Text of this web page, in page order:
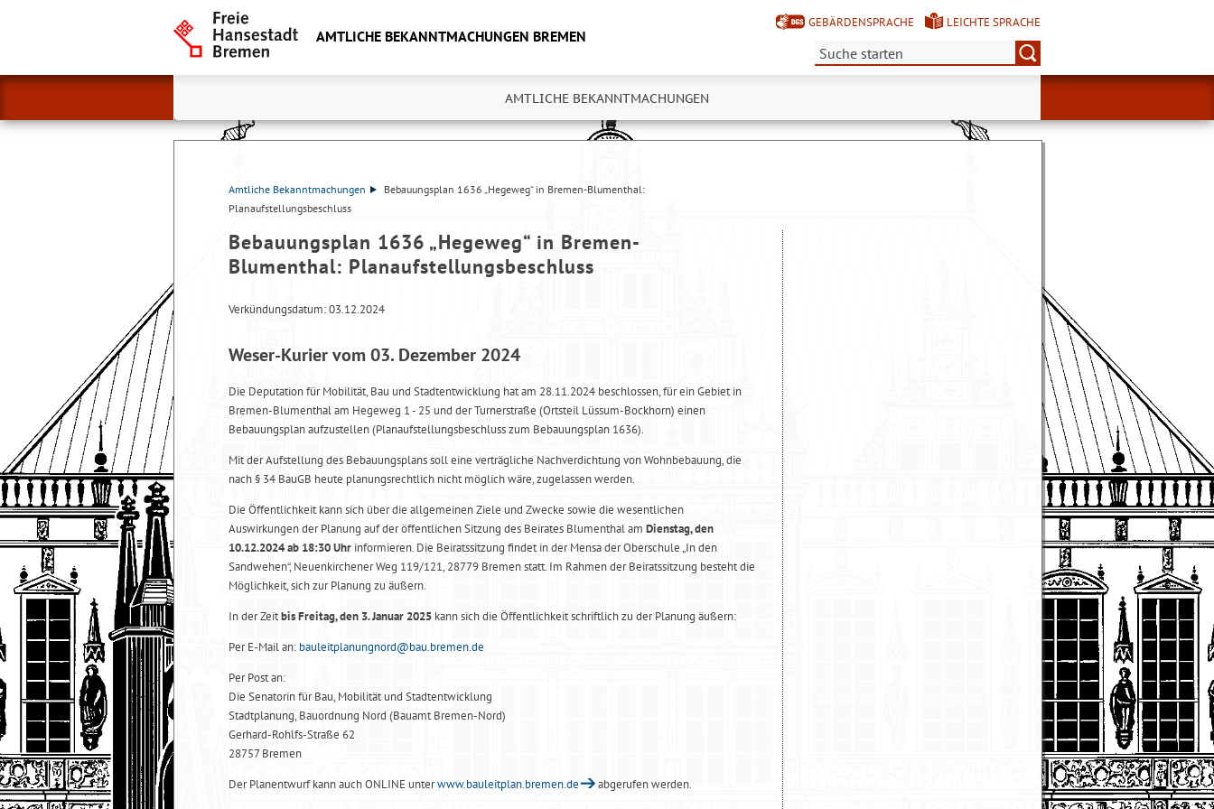
AMTLICHE BEKANNTMACHUNGEN BREMEN
GEBÄRDENSPRACHE
LEICHTE SPRACHE
Suche:
AMTLICHE BEKANNTMACHUNGEN
Amtliche Bekanntmachungen
Bebauungsplan 1636 „Hegeweg“ in Bremen-Blumenthal:
Planaufstellungsbeschluss
Bebauungsplan 1636 „Hegeweg“ in Bremen-
Blumenthal: Planaufstellungsbeschluss
Verkündungsdatum: 03.12.2024
Weser-Kurier vom 03. Dezember 2024
Die Deputation für Mobilität, Bau und Stadtentwicklung hat am 28.11.2024 beschlossen, für ein Gebiet in
Bremen-Blumenthal am Hegeweg 1 - 25 und der Turnerstraße (Ortsteil Lüssum-Bockhorn) einen
Bebauungsplan aufzustellen (Planaufstellungsbeschluss zum Bebauungsplan 1636).
Mit der Aufstellung des Bebauungsplans soll eine verträgliche Nachverdichtung von Wohnbebauung, die
nach § 34 BauGB heute planungsrechtlich nicht möglich wäre, zugelassen werden.
Die Öffentlichkeit kann sich über die allgemeinen Ziele und Zwecke sowie die wesentlichen
Auswirkungen der Planung auf der öffentlichen Sitzung des Beirates Blumenthal am Dienstag, den
10.12.2024 ab 18:30 Uhr informieren. Die Beiratssitzung findet in der Mensa der Oberschule „In den
Sandwehen“, Neuenkirchener Weg 119/121, 28779 Bremen statt. Im Rahmen der Beiratssitzung besteht die
Möglichkeit, sich zur Planung zu äußern.
In der Zeitbis Freitag, den 3. Januar 2025 kann sich die Öffentlichkeit schriftlich zu der Planung äußern:
Per E-Mail an: bauleitplanungnord@bau.bremen.de
Per Post an:
Die Senatorin für Bau, Mobilität und Stadtentwicklung
Stadtplanung, Bauordnung Nord (Bauamt Bremen-Nord)
Gerhard-Rohlfs-Straße 62
28757 Bremen
Der Planentwurf kann auch ONLINE unterwww.bauleitplan.bremen.de
abgerufen werden.